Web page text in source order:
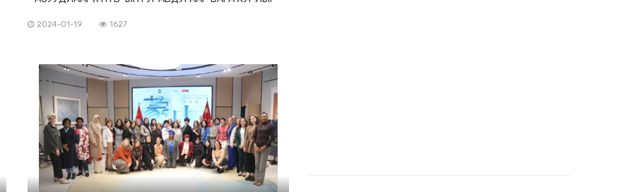
БАЙГУУЛАВ
2024-01-19 1627